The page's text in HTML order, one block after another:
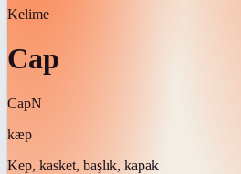
Kelime
Cap
CapN
kæp
Kep, kasket, başlık, kapak